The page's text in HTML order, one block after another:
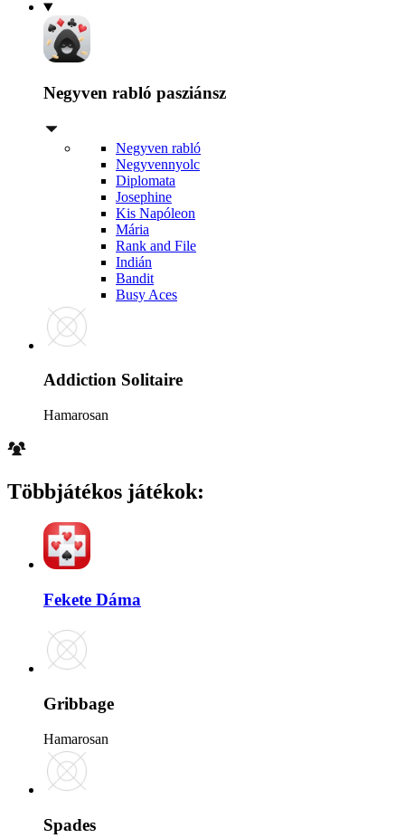
Negyven rabló pasziánsz
Negyven rabló
Negyvennyolc
Diplomata
Josephine
Kis Napóleon
Mária
Rank and File
Indián
Bandit
Busy Aces
Addiction Solitaire
Hamarosan
Többjátékos játékok:
Fekete Dáma
Gribbage
Hamarosan
Spades